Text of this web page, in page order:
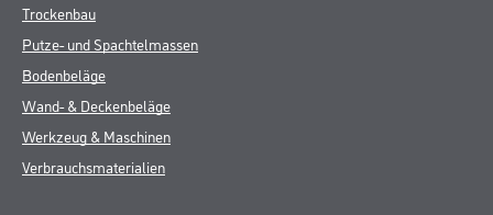
Trockenbau
Putze- und Spachtelmassen
Bodenbeläge
Wand- & Deckenbeläge
Werkzeug & Maschinen
Verbrauchsmaterialien